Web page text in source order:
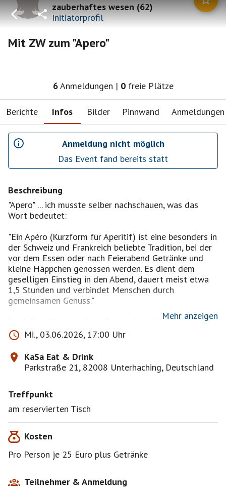
zauberhaftes wesen(62)
Initiatorprofil
Mit ZW zum "Apero"
6Anmeldungen | 0 freie Plätze
Berichte Infos Bilder Pinnwand Anmeldungen
Anmeldung nicht möglich
Das Event fand bereits statt
Beschreibung
"Apero" ... ich musste selber nachschauen, was das
Wort bedeutet:
"Ein Apéro (Kurzform für Aperitif) ist eine besonders in
der Schweiz und Frankreich beliebte Tradition, bei der
vor dem Essen oder nach Feierabend Getränke und
kleine Häppchen genossen werden. Es dient dem
geselligen Einstieg in den Abend, dauert meist etwa
1,5 Stunden und verbindet Menschen durch
gemeinsamen Genuss."
Im KaSa in Unterhaching findet ein solches Event am
03.06.2026 statt. Kulinarisch gibt es bunte
mediterrane Tapas und Antipasti, dazu Live-Musik ...
klingt gut und ich weiß aus Erfahrung, dass die Küche
dort sehr lecker ist.
Mehr anzeigen
Mi., 03.06.2026, 17:00 Uhr
KaSa Eat & Drink
Parkstraße 21, 82008 Unterhaching, Deutschland
Treffpunkt
am reservierten Tisch
Kosten
Pro Person je 25 Euro plus Getränke
Teilnehmer & Anmeldung